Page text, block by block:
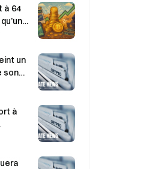
les
à 64
à son
trois
un
son
l’IA
à